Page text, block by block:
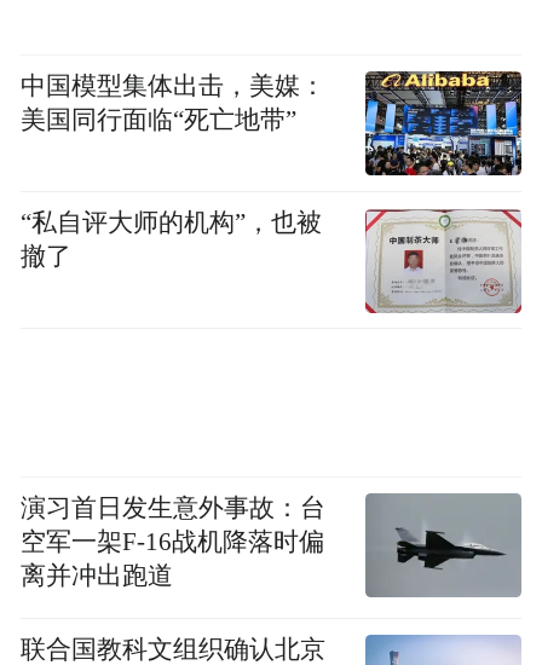
中国模型集体出击，美媒：
美国同行面临“死亡地带”
“私自评大师的机构”，也被
撤了
演习首日发生意外事故：台
空军一架F-16战机降落时偏
离并冲出跑道
联合国教科文组织确认北京